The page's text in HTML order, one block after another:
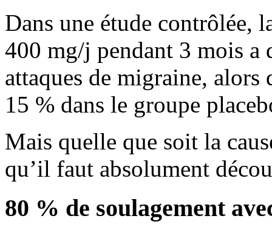
Dans une étude contrôlée,
400 mg/j pendant 3 mois a
attaques de migraine,
15 % dans le groupe
Mais quelle que soit la
qu’il faut absolument
80 % de soulagement